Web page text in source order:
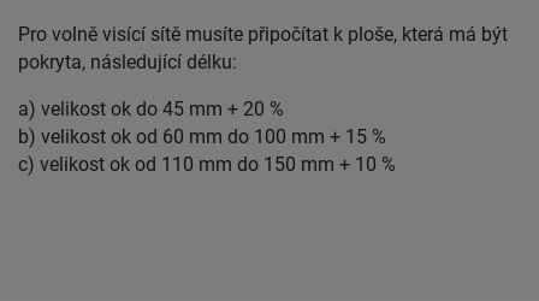
Pro volně visící sítě musíte připočítat k ploše, která má být
pokryta, následující délku:
a) velikost ok do 45 mm + 20 %
b) velikost ok od 60 mm do 100 mm + 15 %
c) velikost ok od 110 mm do 150 mm + 10 %